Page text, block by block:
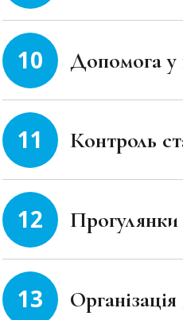
10 Допомога у
11 Контроль
12 Прогулянки
13